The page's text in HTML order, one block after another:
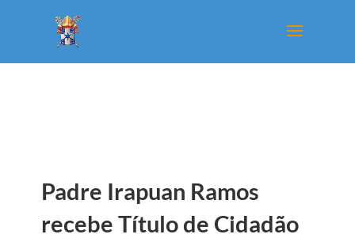
Padre Irapuan Ramos
recebe Título de Cidadão